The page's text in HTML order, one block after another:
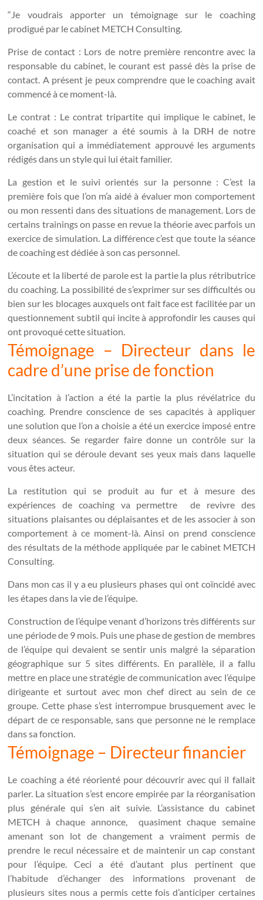
“Je voudrais apporter un témoignage sur le coaching
prodigué par le cabinet METCH Consulting.
Prise de contact : Lors de notre première rencontre avec la
responsable du cabinet, le courant est passé dès la prise de
contact. A présent je peux comprendre que le coaching avait
commencé à ce moment-là.
Le contrat : Le contrat tripartite qui implique le cabinet, le
coaché et son manager a été soumis à la DRH de notre
organisation qui a immédiatement approuvé les arguments
rédigés dans un style qui lui était familier.
La gestion et le suivi orientés sur la personne : C’est la
première fois que l’on m’a aidé à évaluer mon comportement
ou mon ressenti dans des situations de management. Lors de
certains trainings on passe en revue la théorie avec parfois un
exercice de simulation. La différence c’est que toute la séance
de coaching est dédiée à son cas personnel.
L’écoute et la liberté de parole est la partie la plus rétributrice
du coaching. La possibilité de s’exprimer sur ses difficultés ou
bien sur les blocages auxquels ont fait face est facilitée par un
questionnement subtil qui incite à approfondir les causes qui
ont provoqué cette situation.
Témoignage – Directeur dans le
cadre d’une prise de fonction
L’incitation à l’action a été la partie la plus révélatrice du
coaching. Prendre conscience de ses capacités à appliquer
une solution que l’on a choisie a été un exercice imposé entre
deux séances. Se regarder faire donne un contrôle sur la
situation qui se déroule devant ses yeux mais dans laquelle
vous êtes acteur.
La restitution qui se produit au fur et à mesure des
expériences de coaching va permettre de revivre des
situations plaisantes ou déplaisantes et de les associer à son
comportement à ce moment-là. Ainsi on prend conscience
des résultats de la méthode appliquée par le cabinet METCH
Consulting.
Dans mon cas il y a eu plusieurs phases qui ont coïncidé avec
les étapes dans la vie de l’équipe.
Construction de l’équipe venant d’horizons très différents sur
une période de 9 mois. Puis une phase de gestion de membres
de l’équipe qui devaient se sentir unis malgré la séparation
géographique sur 5 sites différents. En parallèle, il a fallu
mettre en place une stratégie de communication avec l’équipe
dirigeante et surtout avec mon chef direct au sein de ce
groupe. Cette phase s’est interrompue brusquement avec le
départ de ce responsable, sans que personne ne le remplace
dans sa fonction.
Témoignage – Directeur financier
Le coaching a été réorienté pour découvrir avec qui il fallait
parler. La situation s’est encore empirée par la réorganisation
plus générale qui s’en ait suivie. L’assistance du cabinet
METCH à chaque annonce, quasiment chaque semaine
amenant son lot de changement a vraiment permis de
prendre le recul nécessaire et de maintenir un cap constant
pour l’équipe. Ceci a été d’autant plus pertinent que
l’habitude d’échanger des informations provenant de
plusieurs sites nous a permis cette fois d’anticiper certaines